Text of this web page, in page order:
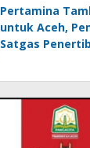
Pertamina
untuk Aceh,
Satgas